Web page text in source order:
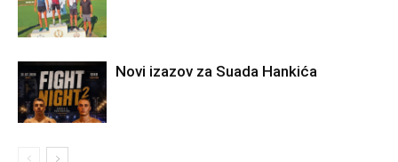
Novi izazov za Suada Hankića